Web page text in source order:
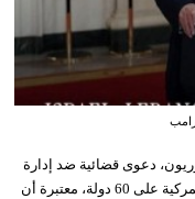
جمهوريون، دعوى قضائية ضد إدارة
دونالد ترمب، الاثنين، على خلفية فرضه رسوماً جمركية على 60 دولة، معتبرة أن